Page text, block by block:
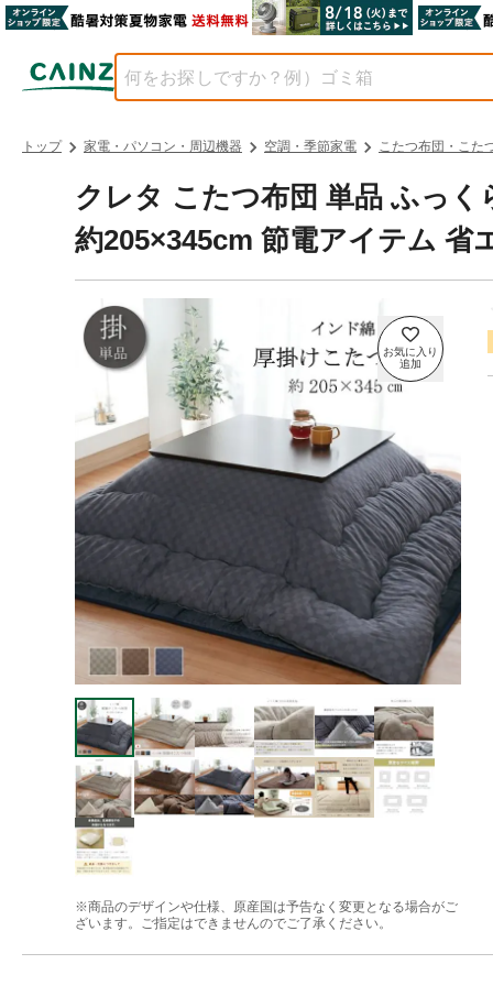
トップ 家電・パソコン・周辺機器 空調・季節家電 こたつ布団・こた
クレタ こたつ布団 単品 ふっ
約205×345cm 節電アイテム 省
※商品のデザインや仕様、原産国は予告なく変更となる場合がご
ざいます。ご指定はできませんのでご了承ください。